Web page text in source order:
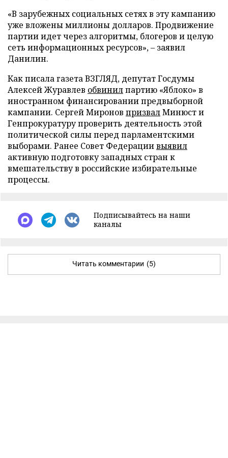
«В зарубежных социальных сетях в эту кампанию
уже вложены миллионы долларов. Продвижение
партии идет через алгоритмы, блогеров и целую
сеть информационных ресурсов», – заявил
Данилин.
Как писала газета ВЗГЛЯД, депутат Госдумы
Алексей Журавлев обвинилпартию «Яблоко» в
иностранном финансировании предвыборной
кампании. Сергей Миронов призвалМинюст и
Генпрокуратуру проверить деятельность этой
политической силы перед парламентскими
выборами. Ранее Совет Федерациивыявил
активную подготовку западных стран к
вмешательству в российские избирательные
процессы.
Подписывайтесь на наши
каналы
Читать комментарии (5)